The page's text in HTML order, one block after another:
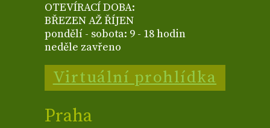
OTEVÍRACÍ DOBA:
BŘEZEN AŽ ŘÍJEN
pondělí - sobota: 9 - 18 hodin
neděle zavřeno
Virtuální prohlídka
Praha